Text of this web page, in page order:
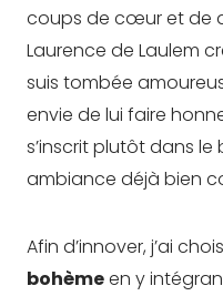
coups de cœur et de
Laurence de Laulem
suis tombée
envie de lui faire
s’inscrit plutôt dans
ambiance déjà bien
Afin d’innover, j’ai
bohèmeen y